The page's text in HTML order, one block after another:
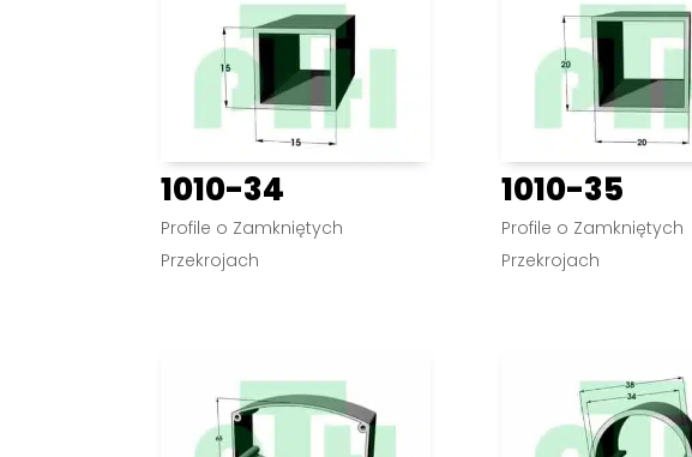
1010-34
Profile o Zamkniętych
Przekrojach
1010-35
Profile o Zamkniętych
Przekrojach